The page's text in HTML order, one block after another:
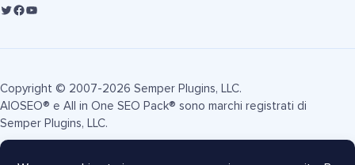
Copyright © 2007-2026 Semper Plugins, LLC.
AIOSEO® e All in One SEO Pack® sono marchi registrati di
Semper Plugins, LLC.